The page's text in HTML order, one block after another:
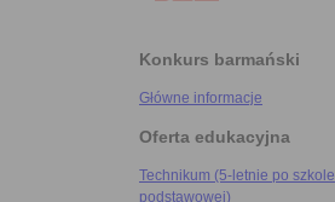
Konkurs barmański
Główne informacje
Oferta edukacyjna
Technikum (5-letnie po szkole
podstawowej)